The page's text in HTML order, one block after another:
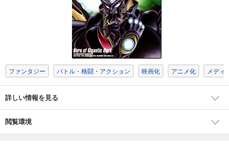
ファンタジー バトル・格闘・アクション 映画化 アニメ化 メディ
詳しい情報を見る
閲覧環境
円 (税込)
あらすじを表示する
強殖装甲ガイバー 9巻
594円 (税込)
試し読み